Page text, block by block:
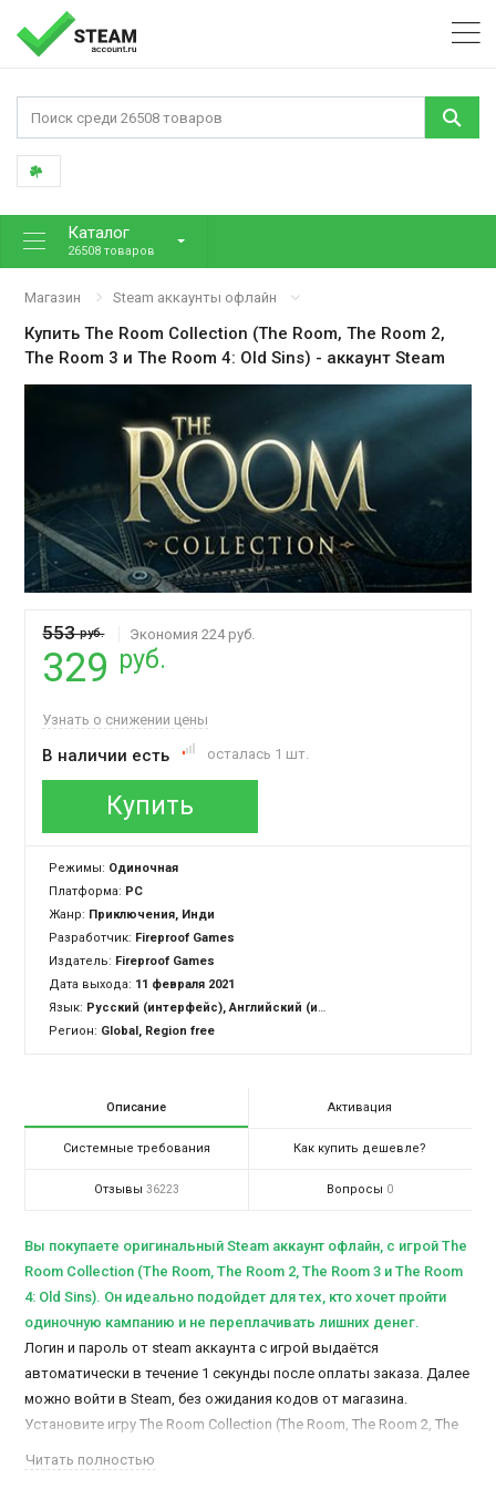
Каталог
26508 товаров
Магазин Steam аккаунты офлайн
КупитьThe Room Collection (The Room, The Room 2,
The Room 3 и The Room 4: Old Sins) - аккаунт Steam
553руб. Экономия 224 руб.
329 руб.
Узнать о снижении цены
В наличии есть осталась 1 шт.
Купить
Режимы: Одиночная
Платформа: PC
Жанр: Приключения, Инди
Разработчик: Fireproof Games
Издатель: Fireproof Games
Дата выхода: 11 февраля 2021
Язык: Русский (интерфейс), Английский (интерфейс)
Регион: Global, Region free
Описание Активация
Системные требования Как купить дешевле?
Отзывы 36223 Вопросы 0
Вы покупаете оригинальный Steam аккаунт офлайн, c игрой The
Room Collection (The Room, The Room 2, The Room 3 и The Room
4: Old Sins). Он идеально подойдет для тех, кто хочет пройти
одиночную кампанию и не переплачивать лишних денег.
Логин и пароль от steam аккаунта с игрой выдаётся
автоматически в течение 1 секунды после оплаты заказа. Далее
можно войти в Steam, без ожидания кодов от магазина.
Установите игру The Room Collection (The Room, The Room 2, The
активировать и играть в офлайн режиме.
Читать полностью